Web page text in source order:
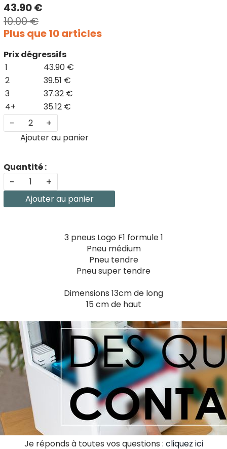
43.90 €
10.00 €
Plus que 10 articles
Prix dégressifs
1
43.90 €
2
39.51 €
3
37.32 €
4+
35.12 €
- +
Ajouter au panier
Quantité :
- +
Ajouter au panier
3 pneus Logo F1 formule 1
Pneu médium
Pneu tendre
Pneu super tendre
Dimensions 13cm de long
15 cm de haut
Je réponds à toutes vos questions : cliquez ici